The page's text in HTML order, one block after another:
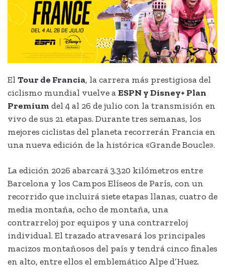
El Tour de Francia, la carrera más prestigiosa del
ciclismo mundial vuelve aESPN y Disney+ Plan
Premium del 4 al 26 de julio con la transmisión en
vivo de sus 21 etapas. Durante tres semanas, los
mejores ciclistas del planeta recorrerán Francia en
una nueva edición de la histórica «Grande Boucle».
La edición 2026 abarcará 3.320 kilómetros entre
Barcelona y los Campos Elíseos de París, con un
recorrido que incluirá siete etapas llanas, cuatro de
media montaña, ocho de montaña, una
contrarreloj por equipos y una contrarreloj
individual. El trazado atravesará los principales
macizos montañosos del país y tendrá cinco finales
en alto, entre ellos el emblemático Alpe d’Huez.